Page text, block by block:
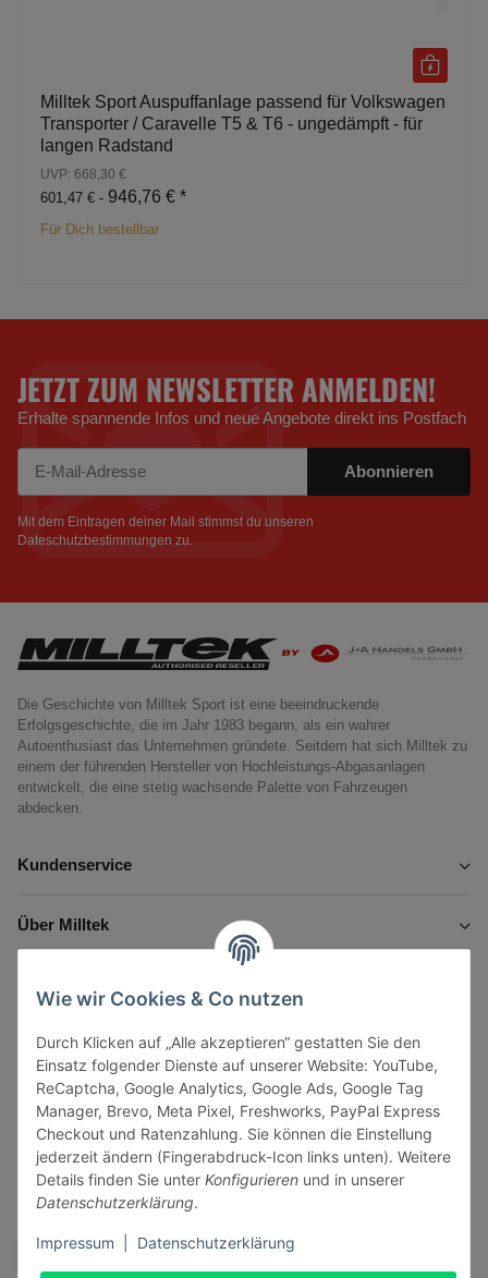
Wie wir Cookies & Co nutzen
Durch Klicken auf „Alle akzeptieren“ gestatten Sie den
Einsatz folgender Dienste auf unserer Website: YouTube,
ReCaptcha, Google Analytics, Google Ads, Google Tag
Manager, Brevo, Meta Pixel, Freshworks, PayPal Express
Checkout und Ratenzahlung. Sie können die Einstellung
jederzeit ändern (Fingerabdruck-Icon links unten). Weitere
Details finden Sie unter Konfigurieren und in unserer
Datenschutzerklärung.
Impressum Datenschutzerklärung
Milltek Sport Auspuffanlage passend für Volkswagen
Transporter / Caravelle T5 & T6 - ungedämpft - für
langen Radstand
UVP: 668,30 €
601,47 € - 946,76 € *
Für Dich bestellbar
JETZT ZUM NEWSLETTER ANMELDEN!
Erhalte spannende Infos und neue Angebote direkt ins Postfach
Abonnieren
Mit dem Eintragen deiner Mail stimmst du unseren
Dateschutzbestimmungen zu.
Die Geschichte von Milltek Sport ist eine beeindruckende
Erfolgsgeschichte, die im Jahr 1983 begann, als ein wahrer
Autoenthusiast das Unternehmen gründete. Seitdem hat sich Milltek zu
einem der führenden Hersteller von Hochleistungs-Abgasanlagen
entwickelt, die eine stetig wachsende Palette von Fahrzeugen
abdecken.
Kundenservice
Über Milltek
Gesetzliche Informationen
Vertrag widerrufen
Sicher bezahlen via: